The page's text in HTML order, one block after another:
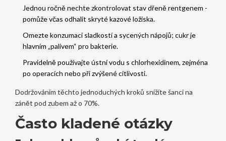
Jednou ročně nechte zkontrolovat stav dřeně rentgenem -
pomůže včas odhalit skryté kazové ložiska.
Omezte konzumaci sladkostí a sycených nápojů; cukr je
hlavním „palivem“ pro bakterie.
Pravidelně používajte ústní vodu s chlorhexidinem, zejména
po operacích nebo při zvýšené citlivosti.
Dodržováním těchto jednoduchých kroků snížíte šanci na
zánět pod zubem až o 70%.
Často kladené otázky